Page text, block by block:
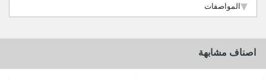
المواصفات
اصناف مشابهة